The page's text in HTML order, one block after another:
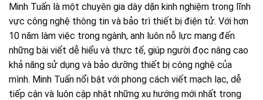
Minh Tuấn là một chuyên gia dày dặn kinh nghiệm trong lĩnh
vực công nghệ thông tin và bảo trì thiết bị điện tử. Với hơn
10 năm làm việc trong ngành, anh luôn nỗ lực mang đến
những bài viết dễ hiểu và thực tế, giúp người đọc nâng cao
khả năng sử dụng và bảo dưỡng thiết bị công nghệ của
mình. Minh Tuấn nổi bật với phong cách viết mạch lạc, dễ
tiếp cận và luôn cập nhật những xu hướng mới nhất trong